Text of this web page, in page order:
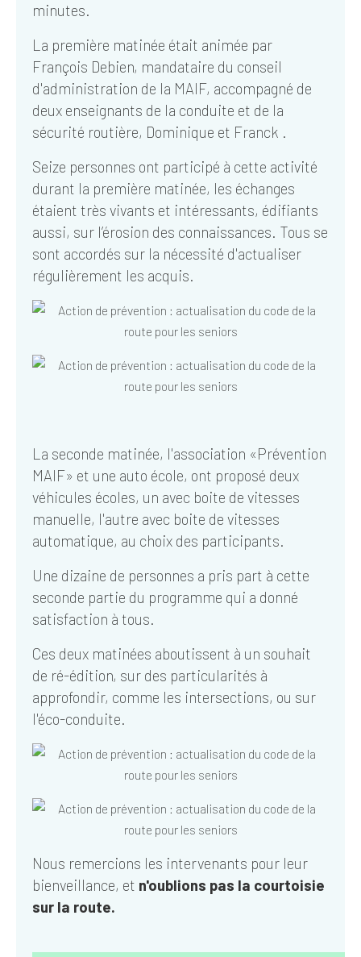
minutes.
La première matinée était animée par
François Debien, mandataire du conseil
d'administration de la MAIF, accompagné de
deux enseignants de la conduite et de la
sécurité routière, Dominique et Franck .
Seize personnes ont participé à cette activité
durant la première matinée, les échanges
étaient très vivants et intéressants, édifiants
aussi, sur l’érosion des connaissances. Tous se
sont accordés sur la nécessité d'actualiser
régulièrement les acquis.
La seconde matinée, l'association «Prévention
MAIF» et une auto école, ont proposé deux
véhicules écoles, un avec boite de vitesses
manuelle, l'autre avec boite de vitesses
automatique, au choix des participants.
Une dizaine de personnes a pris part à cette
seconde partie du programme qui a donné
satisfaction à tous.
Ces deux matinées aboutissent à un souhait
de ré-édition, sur des particularités à
approfondir, comme les intersections, ou sur
l'éco-conduite.
Nous remercions les intervenants pour leur
bienveillance, et n'oublions pas la courtoisie
sur la route.